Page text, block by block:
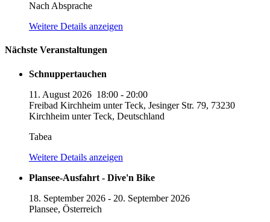
Nach Absprache
Weitere Details anzeigen
Nächste Veranstaltungen
Schnuppertauchen
11. August 2026 18:00 - 20:00
Freibad Kirchheim unter Teck, Jesinger Str. 79, 73230
Kirchheim unter Teck, Deutschland
Tabea
Weitere Details anzeigen
Plansee-Ausfahrt - Dive'n Bike
18. September 2026 - 20. September 2026
Plansee, Österreich